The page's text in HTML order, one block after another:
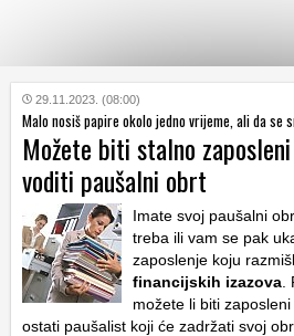
KATEGORIJE
HRVATSKI
WEB
29.11.2023. (08:00)
Malo nosiš papire okolo jedno vrijeme, ali da se
Možete biti stalno
voditi paušalni obrt
Imate svoj paušalni
treba ili vam se pak
zaposlenje koju
financijskih izazova
možete li biti
ostati paušalist koji će zadržati svoj